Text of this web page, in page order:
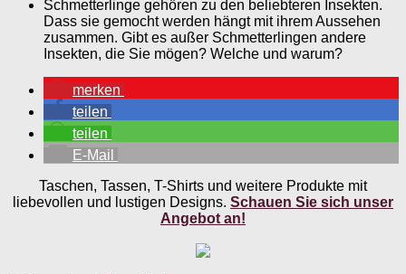
Schmetterlinge gehören zu den beliebteren Insekten.
Dass sie gemocht werden hängt mit ihrem Aussehen
zusammen. Gibt es außer Schmetterlingen andere
Insekten, die Sie mögen? Welche und warum?
merken
teilen
teilen
E-Mail
Taschen, Tassen, T-Shirts und weitere Produkte mit
liebevollen und lustigen Designs. Schauen Sie sich unser
Angebot an!